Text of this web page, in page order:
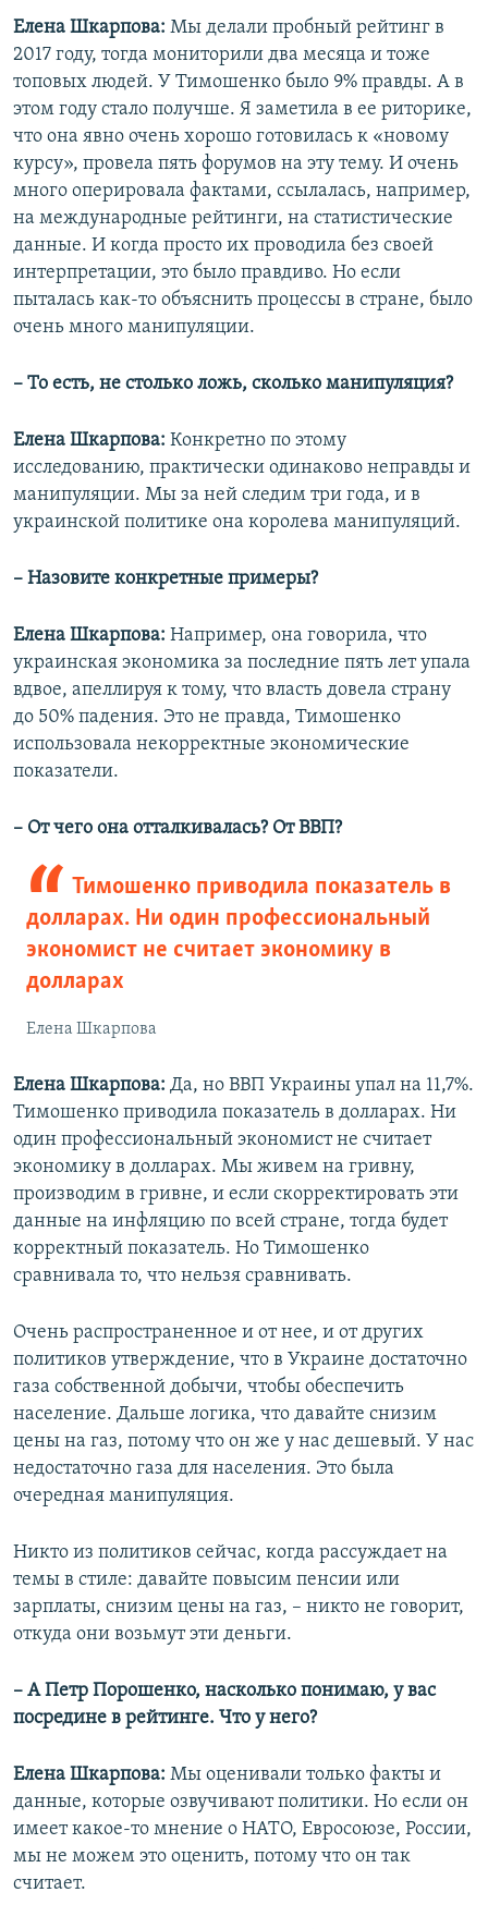
Елена Шкарпова: Мы делали пробный рейтинг в
2017 году, тогда мониторили два месяца и тоже
топовых людей. У Тимошенко было 9% правды. А в
этом году стало получше. Я заметила в ее риторике,
что она явно очень хорошо готовилась к «новому
курсу», провела пять форумов на эту тему. И очень
много оперировала фактами, ссылалась, например,
на международные рейтинги, на статистические
данные. И когда просто их проводила без своей
интерпретации, это было правдиво. Но если
пыталась как-то объяснить процессы в стране, было
очень много манипуляции.
– То есть, не столько ложь, сколько манипуляция?
Елена Шкарпова: Конкретно по этому
исследованию, практически одинаково неправды и
манипуляции. Мы за ней следим три года, и в
украинской политике она королева манипуляций.
– Назовите конкретные примеры?
Елена Шкарпова: Например, она говорила, что
украинская экономика за последние пять лет упала
вдвое, апеллируя к тому, что власть довела страну
до 50% падения. Это не правда, Тимошенко
использовала некорректные экономические
показатели.
– От чего она отталкивалась? От ВВП?
Тимошенко приводила показатель в
долларах. Ни один профессиональный
экономист не считает экономику в
долларах
Елена Шкарпова
Елена Шкарпова: Да, но ВВП Украины упал на 11,7%.
Тимошенко приводила показатель в долларах. Ни
один профессиональный экономист не считает
экономику в долларах. Мы живем на гривну,
производим в гривне, и если скорректировать эти
данные на инфляцию по всей стране, тогда будет
корректный показатель. Но Тимошенко
сравнивала то, что нельзя сравнивать.
Очень распространенное и от нее, и от других
политиков утверждение, что в Украине достаточно
газа собственной добычи, чтобы обеспечить
население. Дальше логика, что давайте снизим
цены на газ, потому что он же у нас дешевый. У нас
недостаточно газа для населения. Это была
очередная манипуляция.
Никто из политиков сейчас, когда рассуждает на
темы в стиле: давайте повысим пенсии или
зарплаты, снизим цены на газ, – никто не говорит,
откуда они возьмут эти деньги.
– А Петр Порошенко, насколько понимаю, у вас
посредине в рейтинге. Что у него?
Елена Шкарпова: Мы оценивали только факты и
данные, которые озвучивают политики. Но если он
имеет какое-то мнение о НАТО, Евросоюзе, России,
мы не можем это оценить, потому что он так
считает.